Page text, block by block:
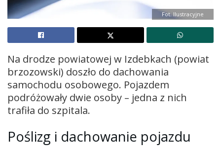
Fot. Ilustracyjne
Na drodze powiatowej w Izdebkach (powiat
brzozowski) doszło do dachowania
samochodu osobowego. Pojazdem
podróżowały dwie osoby – jedna z nich
trafiła do szpitala.
Poślizg i dachowanie pojazdu